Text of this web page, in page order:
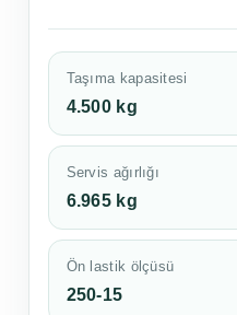
Taşıma kapasitesi
4.500 kg
Servis ağırlığı
6.965 kg
Ön lastik ölçüsü
250-15